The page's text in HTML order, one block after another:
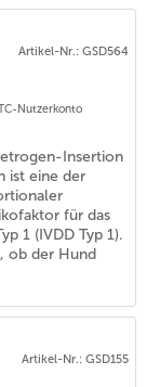
Artikel-Nr.: GSD564
Nutzerkonto
Insertion
ist eine der
für das
1 (IVDD Typ 1).
ob der Hund
Artikel-Nr.: GSD155